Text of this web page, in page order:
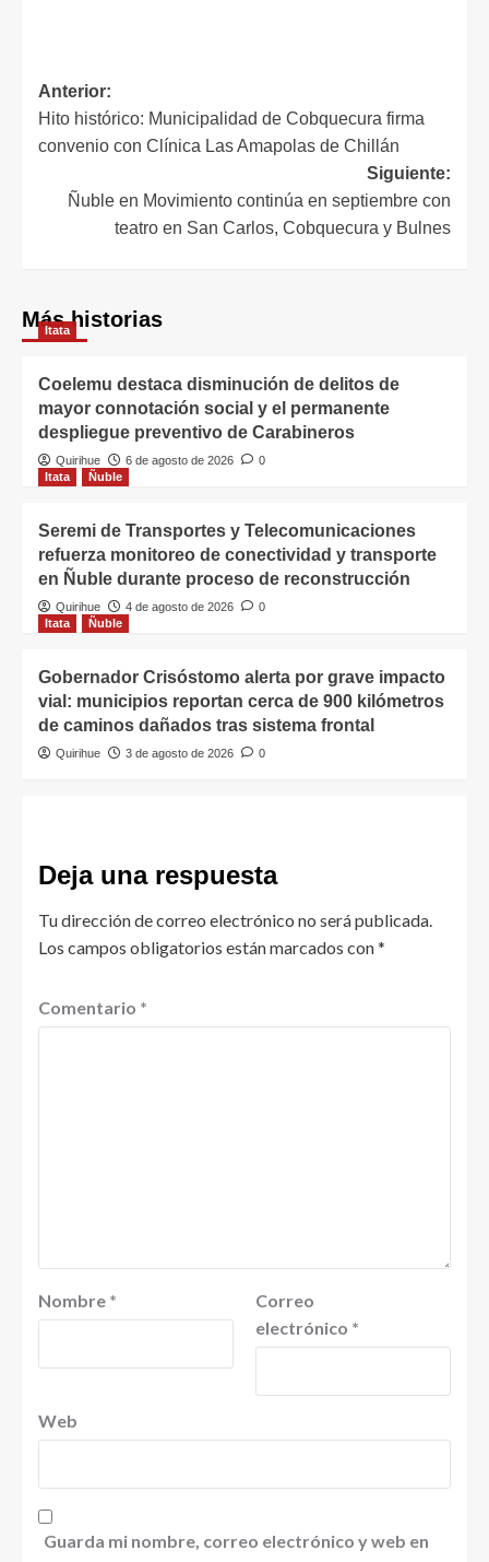
Anterior:
Hito histórico: Municipalidad de Cobquecura firma
convenio con Clínica Las Amapolas de Chillán
Siguiente:
Ñuble en Movimiento continúa en septiembre con
teatro en San Carlos, Cobquecura y Bulnes
Más historias
Itata
Coelemu destaca disminución de delitos de
mayor connotación social y el permanente
despliegue preventivo de Carabineros
Quirihue 6 de agosto de 2026
0
Itata
Ñuble
Seremi de Transportes y Telecomunicaciones
refuerza monitoreo de conectividad y transporte
en Ñuble durante proceso de reconstrucción
Quirihue 4 de agosto de 2026
0
Itata
Ñuble
Gobernador Crisóstomo alerta por grave impacto
vial: municipios reportan cerca de 900 kilómetros
de caminos dañados tras sistema frontal
Quirihue 3 de agosto de 2026 0
Deja una respuesta
Tu dirección de correo electrónico no será publicada.
Los campos obligatorios están marcados con*
Comentario *
Nombre *
Correo
electrónico *
Web
Guarda mi nombre, correo electrónico y web en